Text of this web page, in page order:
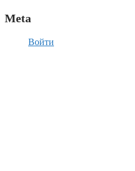
Meta
Войти